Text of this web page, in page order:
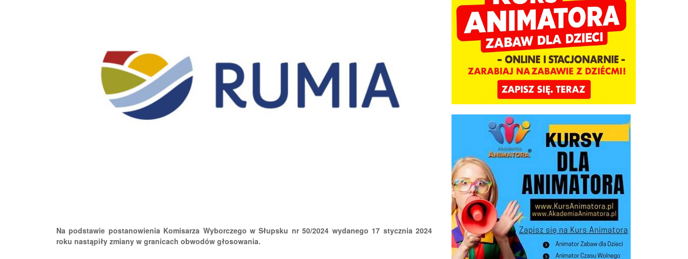
Na podstawie postanowienia Komisarza Wyborczego w Słupsku nr 50/2024 wydanego 17 stycznia 2024
roku nastąpiły zmiany w granicach obwodów głosowania.